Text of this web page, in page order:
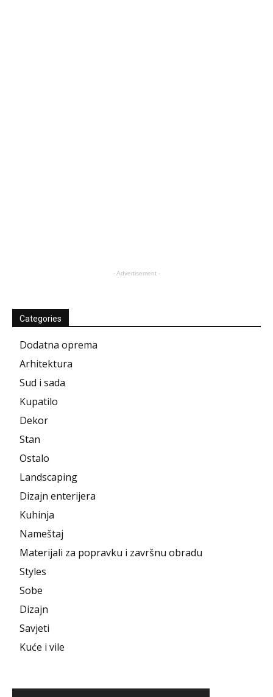
- Advertisement -
Categories
Dodatna oprema
Arhitektura
Sud i sada
Kupatilo
Dekor
Stan
Ostalo
Landscaping
Dizajn enterijera
Kuhinja
Nameštaj
Materijali za popravku i završnu obradu
Styles
Sobe
Dizajn
Savjeti
Kuće i vile